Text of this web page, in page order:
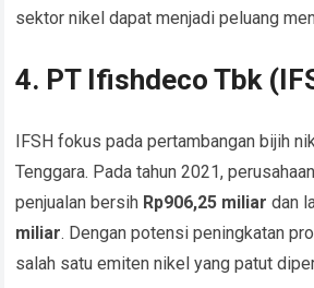
sektor nikel dapat menjadi peluang
4. PT Ifishdeco Tbk
IFSH fokus pada pertambangan bijih
Tenggara. Pada tahun 2021,
penjualan bersih Rp906,25 miliar dan
miliar. Dengan potensi peningkatan
salah satu emiten nikel yang patut